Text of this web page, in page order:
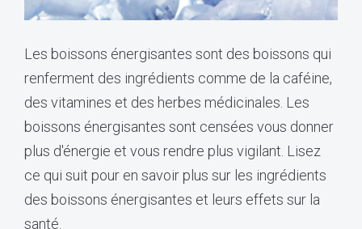
Les boissons énergisantes sont des boissons qui
renferment des ingrédients comme de la caféine,
des vitamines et des herbes médicinales. Les
boissons énergisantes sont censées vous donner
plus d'énergie et vous rendre plus vigilant. Lisez
ce qui suit pour en savoir plus sur les ingrédients
des boissons énergisantes et leurs effets sur la
santé.